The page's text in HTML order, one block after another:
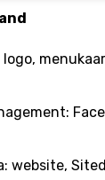
website,